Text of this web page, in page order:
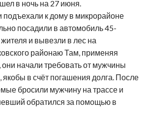
в ночь на 27 июня.
к дому в микрорайоне
посадили в автомобиль 45-
жителя и вывезли в лес на
районаю Там, применяя
начали требовать от мужчины
якобы в счёт погашения долга. После
бросили мужчину на трассе и
обратился за помощью в